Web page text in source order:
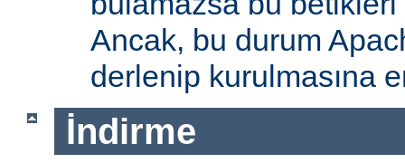
Ancak, bu durum
derlenip kurulmasına
İndirme